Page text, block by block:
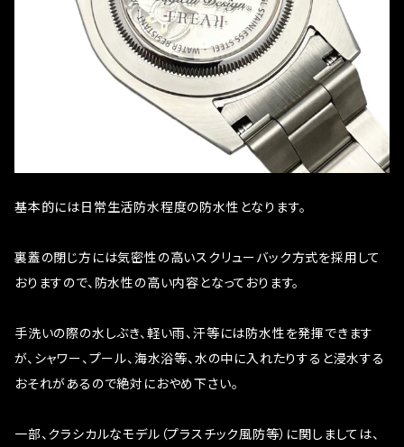
基本的には日常生活防水程度の防水性となります。
裏蓋の閉じ方には気密性の高いスクリューバック方式を採用して
おりますので、防水性の高い内容となっております。
手洗いの際の水しぶき、軽い雨、汗等には防水性を発揮できます
が、シャワー、プール、海水浴等、水の中に入れたりすると浸水する
おそれがあるので絶対におやめ下さい。
一部、クラシカルなモデル（プラスチック風防等）に関しましては、